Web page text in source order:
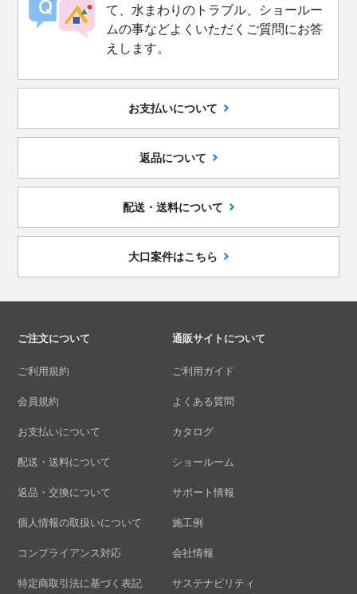
て、水まわりのトラブル、ショールー
ムの事などよくいただくご質問にお答
えします。
お支払いについて
返品について
配送・送料について
大口案件はこちら
ご注文について
ご利用規約
会員規約
お支払いについて
配送・送料について
返品・交換について
個人情報の取扱いについて
コンプライアンス対応
特定商取引法に基づく表記
通販サイトについて
ご利用ガイド
よくある質問
カタログ
ショールーム
サポート情報
施工例
会社情報
サステナビリティ